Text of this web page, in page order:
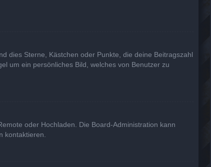
dies Sterne, Kästchen oder Punkte, die deine Beitragszahl
um ein persönliches Bild, welches von Benutzer zu
oder Hochladen. Die Board-Administration kann
kontaktieren.